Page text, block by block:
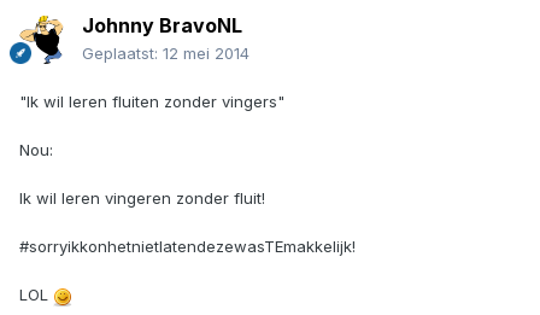
Johnny BravoNL
Geplaatst: 12 mei 2014
"Ik wil leren fluiten zonder vingers"
Nou:
Ik wil leren vingeren zonder fluit!
#sorryikkonhetnietlatendezewasTEmakkelijk!
LOL